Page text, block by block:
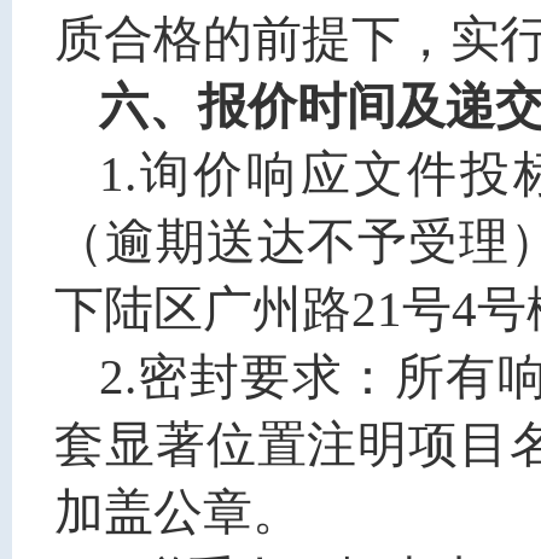
质合格的前提下 ， 实
六、报价时间及递
1.询价响应文件投
（逾期送达不予受
下陆区广州路21号4号
2.密封要求：所有
套显著位置注明项目
加盖公章。